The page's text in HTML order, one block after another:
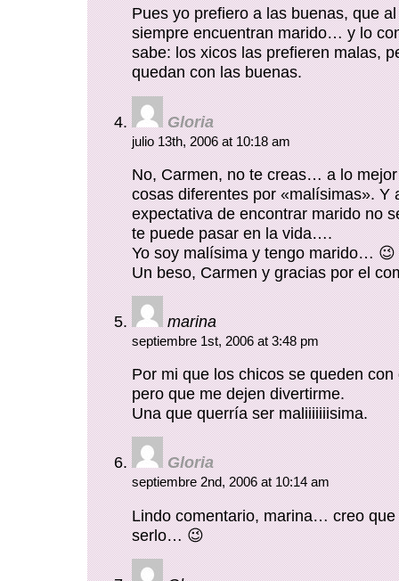
Pues yo prefiero a las buenas, que
siempre encuentran marido… y lo
sabe: los xicos las prefieren malas,
quedan con las buenas.
Gloria
julio 13th, 2006 at 10:18 am
No, Carmen, no te creas… a lo
cosas diferentes por «malísimas». Y
expectativa de encontrar marido no
te puede pasar en la vida….
Yo soy malísima y tengo marido… 😉
Un beso, Carmen y gracias por el
marina
septiembre 1st, 2006 at 3:48 pm
Por mi que los chicos se queden con
pero que me dejen divertirme.
Una que querría ser maliiiiiiisima.
Gloria
septiembre 2nd, 2006 at 10:14 am
Lindo comentario, marina… creo que
serlo… 😉